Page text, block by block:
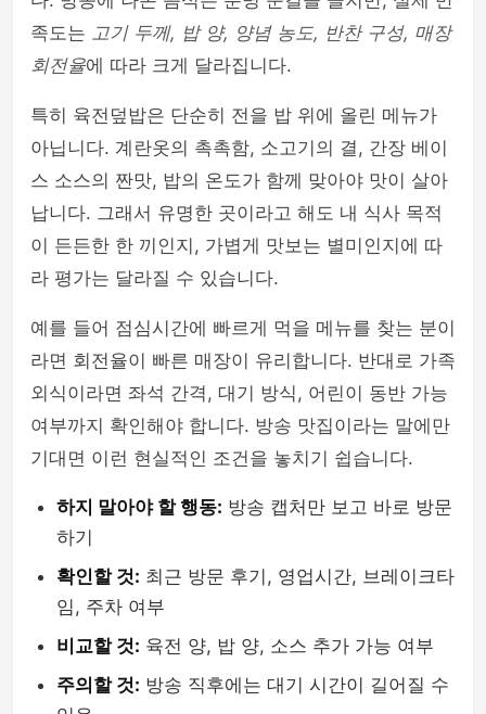
족도는 고기 두께, 밥 양, 양념 농도, 반찬 구성, 매장
회전율에 따라 크게 달라집니다.
특히 육전덮밥은 단순히 전을 밥 위에 올린 메뉴가
아닙니다. 계란옷의 촉촉함, 소고기의 결, 간장 베이
스 소스의 짠맛, 밥의 온도가 함께 맞아야 맛이 살아
납니다. 그래서 유명한 곳이라고 해도 내 식사 목적
이 든든한 한 끼인지, 가볍게 맛보는 별미인지에 따
라 평가는 달라질 수 있습니다.
예를 들어 점심시간에 빠르게 먹을 메뉴를 찾는 분이
라면 회전율이 빠른 매장이 유리합니다. 반대로 가족
외식이라면 좌석 간격, 대기 방식, 어린이 동반 가능
여부까지 확인해야 합니다. 방송 맛집이라는 말에만
기대면 이런 현실적인 조건을 놓치기 쉽습니다.
하지 말아야 할 행동: 방송 캡처만 보고 바로 방문
하기
확인할 것: 최근 방문 후기, 영업시간, 브레이크타
임, 주차 여부
비교할 것: 육전 양, 밥 양, 소스 추가 가능 여부
주의할 것: 방송 직후에는 대기 시간이 길어질 수